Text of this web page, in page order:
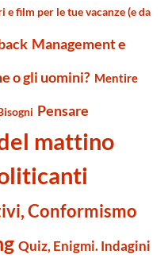
e film per le tue vacanze (e da
Management e
o gli uomini? Mentire
Pensare
mattino
Conformismo
Quiz, Enigmi. Indagini